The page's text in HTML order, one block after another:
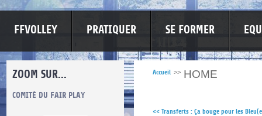
FFVOLLEY PRATIQUER SE FORMER
ZOOM SUR...
COMITÉ DU FAIR PLAY LUTTE CONTRE LES VIOLENCES
Accueil >> HOME
<< Transferts : Ça bouge pour les